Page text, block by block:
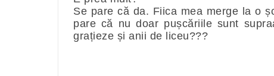
Se pare că da. Fiica mea merge la o
pare că nu doar pușcăriile sunt
grațieze și anii de liceu???